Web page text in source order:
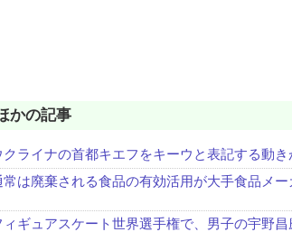
かの記事
クライナの首都キエフをキーウと表記する動
常は廃棄される食品の有効活用が大手食品メ
ィギュアスケート世界選手権で、男子の宇野